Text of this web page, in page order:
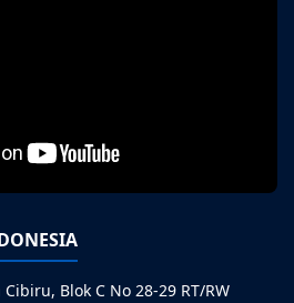
Blok C No 28-29 RT/RW